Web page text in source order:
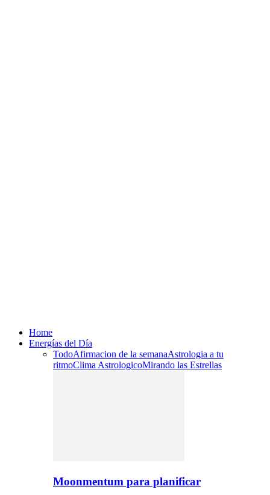
Home
Energías del Día
TodoAfirmacion de la semanaAstrologia a tu
ritmoClima AstrologicoMirando las Estrellas
Moonmentum para planificar